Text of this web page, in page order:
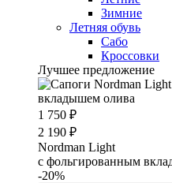
Зимние
Летняя обувь
Сабо
Кроссовки
Лучшее предложение
1 750 ₽
2 190 ₽
Nordman Light
c фольгированным
-20%